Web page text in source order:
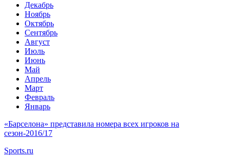
Декабрь
Ноябрь
Октябрь
Сентябрь
Август
Июль
Июнь
Май
Апрель
Март
Февраль
Январь
«Барселона» представила номера всех игроков на
сезон-2016/17
Sports.ru